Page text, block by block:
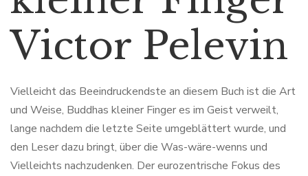
Victor Pelevin
Vielleicht das Beeindruckendste an diesem Buch ist die Art
und Weise, Buddhas kleiner Finger es im Geist verweilt,
lange nachdem die letzte Seite umgeblättert wurde, und
den Leser dazu bringt, über die Was-wäre-wenns und
Vielleichts nachzudenken. Der eurozentrische Fokus des